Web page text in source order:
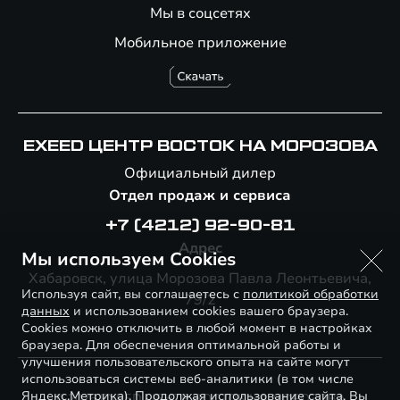
Мобильное приложение
Мы в соцсетях
EXEED ЦЕНТР ВОСТОК НА МОРОЗОВА
Официальный дилер
Отдел продаж и сервиса
+7 (4212) 92-90-81
Адрес
Хабаровск, улица Морозова Павла Леонтьевича,
79/2
Мы используем Cookies
Используя сайт, вы соглашаетесь с политикой обработки
данных и использованием cookies вашего браузера.
Cookies можно отключить в любой момент в настройках
браузера. Для обеспечения оптимальной работы и
улучшения пользовательского опыта на сайте могут
использоваться системы веб-аналитики (в том числе
Яндекс.Метрика). Продолжая использование сайта, Вы